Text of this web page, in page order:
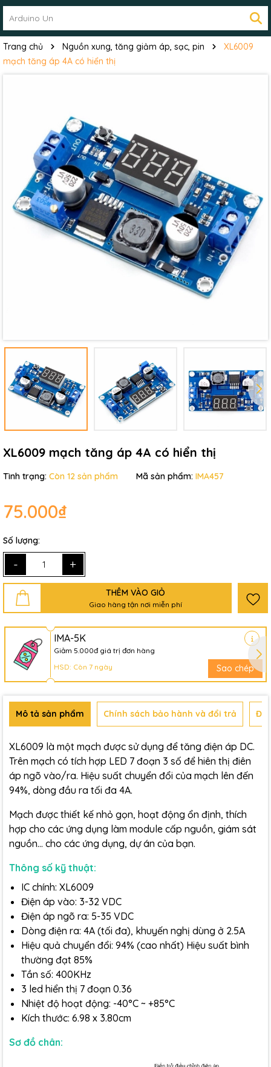
Trang chủ Nguồn xung, tăng giảm áp, sạc, pin
XL6009
mạch tăng áp 4A có hiển thị
XL6009 mạch tăng áp 4A có hiển thị
Tình trạng: Còn 12 sản phẩm Mã sản phẩm: IMA457
75.000₫
Số lượng:
- +
THÊM VÀO GIỎ
Giao hàng tận nơi miễn phí
IMA-5K
Giảm 5.000đ giá trị đơn hàng
HSD: Còn 7 ngày
Sao chép
Mô tả sản phẩm Chính sách bảo hành và đổi trả
XL6009 là một mạch được sử dụng để tăng điện áp DC.
Trên mạch có tích hợp LED 7 đoạn 3 số để hiên thị điên
áp ngõ vào/ra. Hiệu suất chuyển đổi của mạch lên đến
94%, dòng đầu ra tối đa 4A.
Mạch được thiết kế nhỏ gọn, hoạt động ổn định, thích
hợp cho các ứng dụng làm module cấp nguồn, giám sát
nguồn... cho các ứng dụng, dự án của bạn.
Thông số kỹ thuật:
IC chính: XL6009
Điện áp vào: 3-32 VDC
Điện áp ngõ ra: 5-35 VDC
Dòng điện ra: 4A (tối đa), khuyến nghị dùng ở 2.5A
Hiệu quả chuyển đổi: 94% (cao nhất) Hiệu suất bình
thường đạt 85%
Tần số: 400KHz
3 led hiển thị 7 đoạn 0.36
Nhiệt độ hoạt động: -40°C ~ +85°C
Kích thước: 6.98 x 3.80cm
Sơ đồ chân: